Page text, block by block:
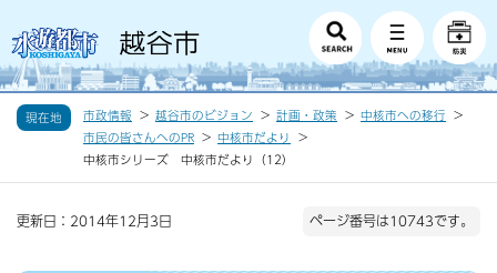
現在地 市政情報 越谷市のビジョン 計画・政策
中核市への移行
市民の皆さんへのPR
中核市だより
中核市シリーズ 中核市だより（12）
更新日：2014年12月3日 ページ番号は10743です。